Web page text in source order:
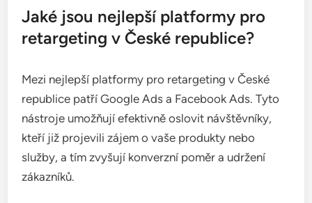
Jaké jsou nejlepší platformy pro
retargeting v České republice?